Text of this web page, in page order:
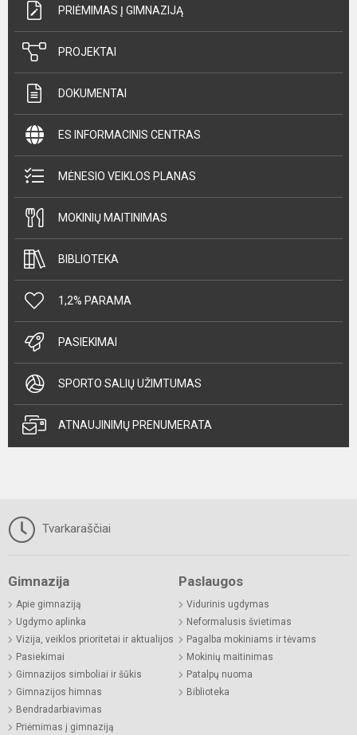
PRIĖMIMAS Į GIMNAZIJĄ
PROJEKTAI
DOKUMENTAI
ES INFORMACINIS CENTRAS
MĖNESIO VEIKLOS PLANAS
MOKINIŲ MAITINIMAS
BIBLIOTEKA
1,2% PARAMA
PASIEKIMAI
SPORTO SALIŲ UŽIMTUMAS
ATNAUJINIMŲ PRENUMERATA
Tvarkaraščiai
Gimnazija
Apie gimnaziją
Ugdymo aplinka
Vizija, veiklos prioritetai ir aktualijos
Pasiekimai
Gimnazijos simboliai ir šūkis
Gimnazijos himnas
Bendradarbiavimas
Priėmimas į gimnaziją
Paslaugos
Vidurinis ugdymas
Neformalusis švietimas
Pagalba mokiniams ir tėvams
Mokinių maitinimas
Patalpų nuoma
Biblioteka